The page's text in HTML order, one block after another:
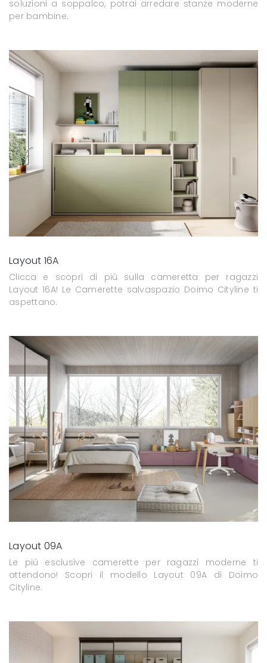
soluzioni a soppalco, potrai arredare stanze moderne
per bambine.
Layout 16A
Clicca e scopri di più sulla cameretta per ragazzi
Layout 16A! Le Camerette salvaspazio Doimo Cityline ti
aspettano.
Layout 09A
Le più esclusive camerette per ragazzi moderne ti
attendono! Scopri il modello Layout 09A di Doimo
Cityline.